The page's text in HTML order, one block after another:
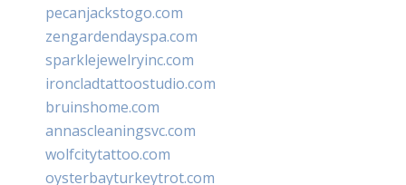
pecanjackstogo.com
zengardendayspa.com
sparklejewelryinc.com
ironcladtattoostudio.com
bruinshome.com
annascleaningsvc.com
wolfcitytattoo.com
oysterbayturkeytrot.com